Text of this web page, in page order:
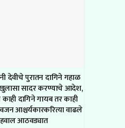
देवीचे पुरातन दागिने गहाळ
सादर करण्याचे आदेश,
दागिने गायब तर काही
आश्चर्यकारकरित्या वाढले
आठवड्यात